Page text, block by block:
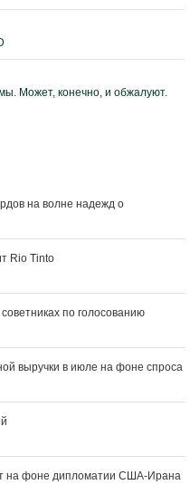
Может, конечно, и обжалуют.
на волне надежд о
Rio Tinto
по голосованию
выручки в июле на фоне спроса
на фоне дипломатии США‑Ирана